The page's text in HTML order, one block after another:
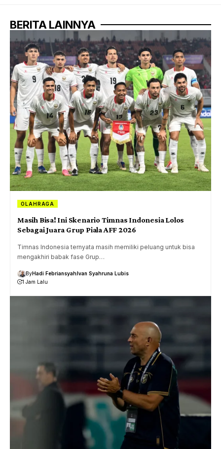
BERITA LAINNYA
OLAHRAGA
Masih Bisa! Ini Skenario Timnas Indonesia Lolos
Sebagai Juara Grup Piala AFF 2026
Timnas Indonesia ternyata masih memiliki peluang untuk bisa
mengakhiri babak fase Grup…
ByHadi FebriansyahIvan Syahruna Lubis
1 Jam Lalu